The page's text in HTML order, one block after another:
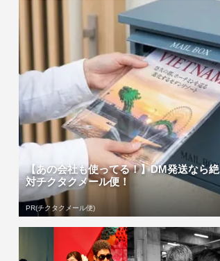
【あの会社も使ってる！】DM発送なら絶
対チクタクメール便！
PR(チクタクメール便)